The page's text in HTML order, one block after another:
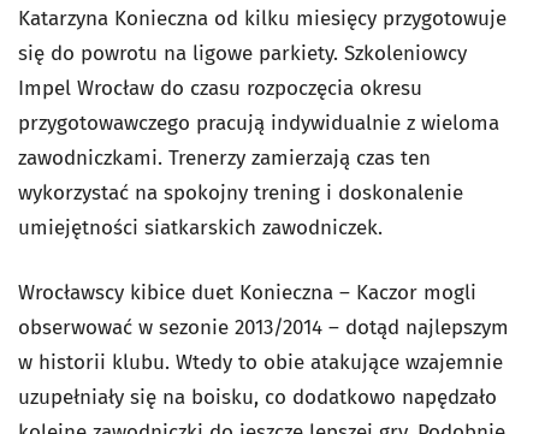
Katarzyna Konieczna od kilku miesięcy przygotowuje
się do powrotu na ligowe parkiety. Szkoleniowcy
Impel Wrocław do czasu rozpoczęcia okresu
przygotowawczego pracują indywidualnie z wieloma
zawodniczkami. Trenerzy zamierzają czas ten
wykorzystać na spokojny trening i doskonalenie
umiejętności siatkarskich zawodniczek.
Wrocławscy kibice duet Konieczna – Kaczor mogli
obserwować w sezonie 2013/2014 – dotąd najlepszym
w historii klubu. Wtedy to obie atakujące wzajemnie
uzupełniały się na boisku, co dodatkowo napędzało